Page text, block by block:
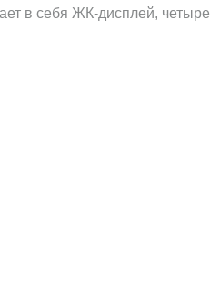
в себя ЖК-дисплей, четыре